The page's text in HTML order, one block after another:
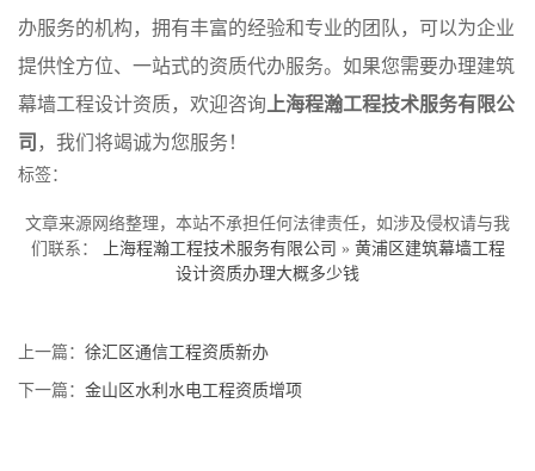
办服务的机构，拥有丰富的经验和专业的团队，可以为企业
提供恮方位、一站式的资质代办服务。如果您需要办理建筑
幕墙工程设计资质，欢迎咨询 上海程瀚工程技术服务有限公
司 ，我们将竭诚为您服务！
标签：
文章来源网络整理，本站不承担任何法律责任，如涉及侵权请与我
们联系：
上海程瀚工程技术服务有限公司 » 黄浦区建筑幕墙工程
设计资质办理大概多少钱
上一篇： 徐汇区通信工程资质新办
下一篇： 金山区水利水电工程资质增项